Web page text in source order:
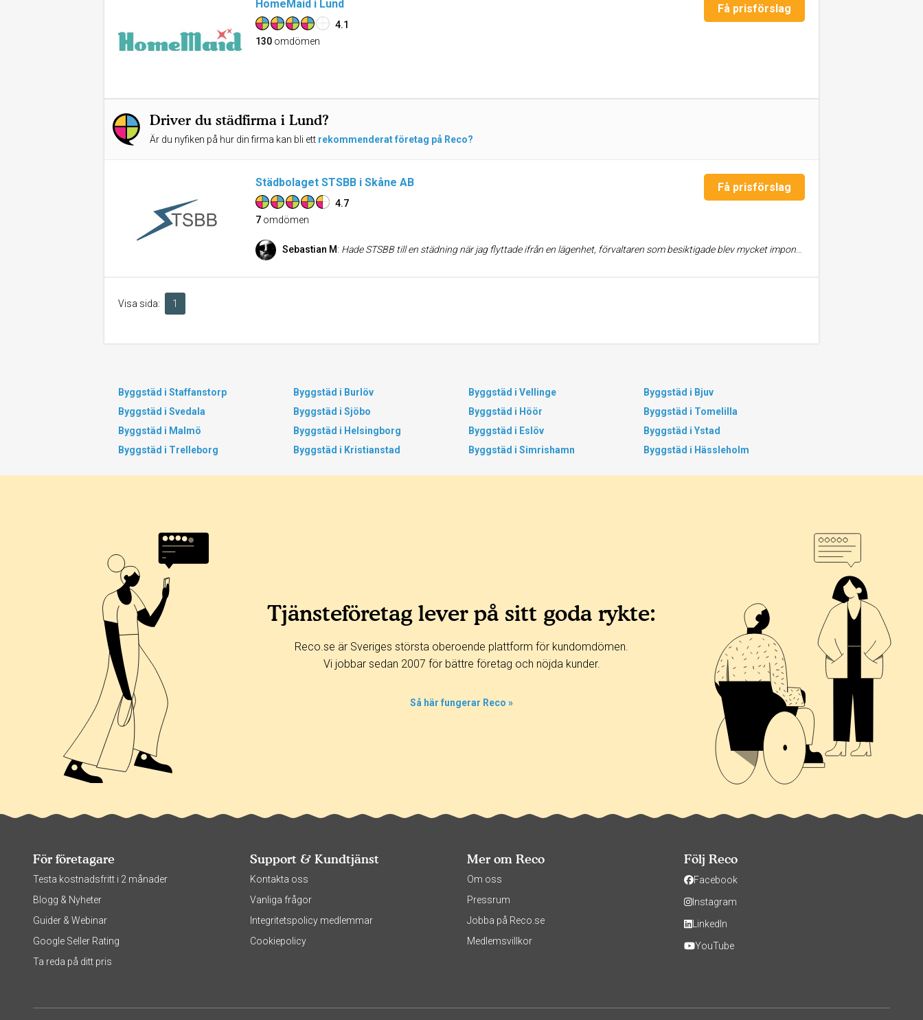
HomeMaid i Lund
4.1
130 omdömen
Få prisförslag
Driver du städfirma i Lund?
Är du nyfiken på hur din firma kan bli ett rekommenderat företag på Reco?
Städbolaget STSBB i Skåne AB
4.7
7 omdömen
Få prisförslag
Sebastian M: Hade STSBB till en städning när jag flyttade ifrån en lägenhet, förvaltaren som besiktigade blev mycket imponerad av resultatet och sa att det var felfritt. Hela kontakten med STSBB fungerade felfritt och städledaren Ernad ansträngde sig verkligen för att leverera det lilla extra. Jag är supernöjd och kommer inte tveka att anlita dem igen.
Visa sida: 1
Byggstäd i Staffanstorp Byggstäd i Burlöv Byggstäd i Vellinge
Byggstäd i Bjuv
Byggstäd i Svedala
Byggstäd i Sjöbo Byggstäd i Höör
Byggstäd i Tomelilla
Byggstäd i Malmö
Byggstäd i Helsingborg Byggstäd i Eslöv
Byggstäd i Ystad
Byggstäd i Trelleborg
Byggstäd i Kristianstad Byggstäd i Simrishamn Byggstäd i Hässleholm
Tjänsteföretag lever på sitt goda rykte:
Reco.se är Sveriges största oberoende plattform för kundomdömen.
Vi jobbar sedan 2007 för bättre företag och nöjda kunder.
Så här fungerar Reco »
För företagare
Testa kostnadsfritt i 2 månader
Blogg & Nyheter
Guider & Webinar
Google Seller Rating
Ta reda på ditt pris
Support & Kundtjänst
Kontakta oss
Vanliga frågor
Integritetspolicy medlemmar
Cookiepolicy
Mer om Reco
Om oss
Pressrum
Jobba på Reco.se
Medlemsvillkor
Följ Reco
Facebook
Instagram
LinkedIn
YouTube